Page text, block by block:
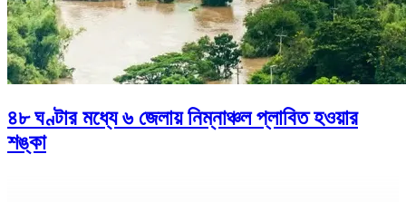
৪৮ ঘণ্টার মধ্যে ৬ জেলায় নিম্নাঞ্চল প্লাবিত হওয়ার
শঙ্কা